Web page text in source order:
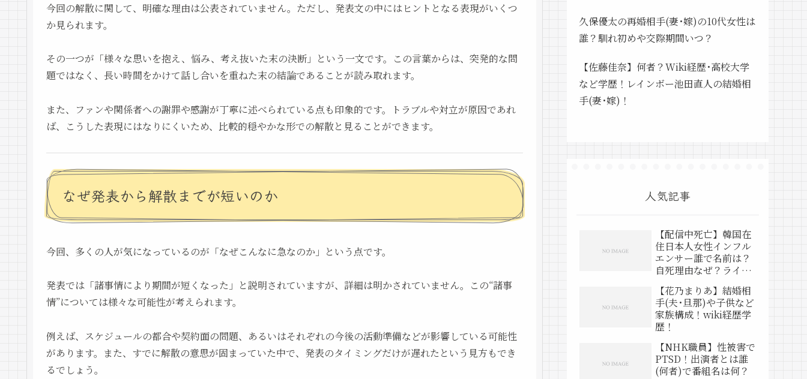
今回の解散に関して、明確な理由は公表されていません。ただし、発表文の中にはヒントとなる表現がいくつ
か見られます。
その一つが「様々な思いを抱え、悩み、考え抜いた末の決断」という一文です。この言葉からは、突発的な問
題ではなく、長い時間をかけて話し合いを重ねた末の結論であることが読み取れます。
また、ファンや関係者への謝罪や感謝が丁寧に述べられている点も印象的です。トラブルや対立が原因であれ
ば、こうした表現にはなりにくいため、比較的穏やかな形での解散と見ることができます。
なぜ発表から解散までが短いのか
今回、多くの人が気になっているのが「なぜこんなに急なのか」という点です。
発表では「諸事情により期間が短くなった」と説明されていますが、詳細は明かされていません。この“諸事
情”については様々な可能性が考えられます。
例えば、スケジュールの都合や契約面の問題、あるいはそれぞれの今後の活動準備などが影響している可能性
があります。また、すでに解散の意思が固まっていた中で、発表のタイミングだけが遅れたという見方もでき
るでしょう。
久保優太の再婚相手(妻･嫁)の10代女性は
誰？馴れ初めや交際期間いつ？
【佐藤佳奈】何者？Wiki経歴･高校大学
など学歴！レインボー池田直人の結婚相
手(妻･嫁)！
人気記事
【配信中死亡】韓国在
住日本人女性インフル
エンサー誰で名前は？
自死理由なぜ？ライブ
【花乃まりあ】結婚相
手(夫･旦那)や子供など
家族構成！wiki経歴学
歴！
【NHK職員】性被害で
PTSD！出演者とは誰
(何者)で番組名は何？